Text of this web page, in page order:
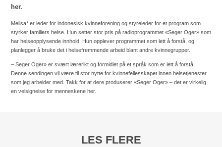
her.
Melisa* er leder for indonesisk kvinneforening og styreleder for et program som
styrker familiers helse. Hun setter stor pris på radioprogrammet «Seger Oger» som
har helseopplysende innhold. Hun opplever programmet som lett å forstå, og
planlegger å bruke det i helsefremmende arbeid blant andre kvinnegrupper.
– Seger Oger» er svært lærerikt og formidlet på et språk som er lett å forstå.
Denne sendingen vil være til stor nytte for kvinnefellesskapet innen helsetjenester
som jeg arbeider med. Takk for at dere produserer «Seger Oger» – det er virkelig
en velsignelse for menneskene her.
LES FLERE